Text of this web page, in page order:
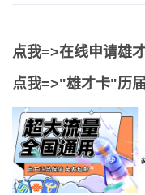
点我=>在线申请雄
点我=>"雄才卡"历